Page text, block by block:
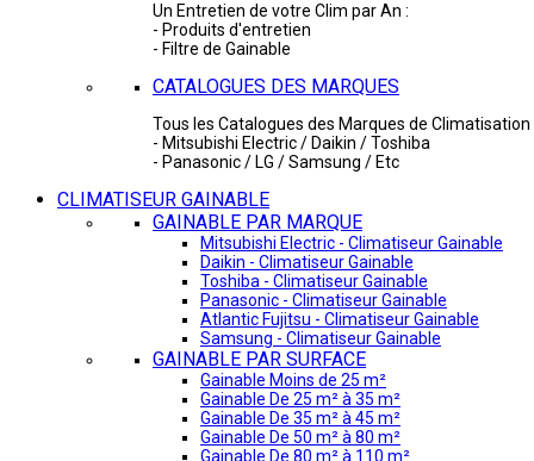
Un Entretien de votre Clim par An :
- Produits d'entretien
- Filtre de Gainable
CATALOGUES DES MARQUES
Tous les Catalogues des Marques de Climatisation
- Mitsubishi Electric / Daikin / Toshiba
- Panasonic / LG / Samsung / Etc
CLIMATISEUR GAINABLE
GAINABLE PAR MARQUE
Mitsubishi Electric - Climatiseur Gainable
Daikin - Climatiseur Gainable
Toshiba - Climatiseur Gainable
Panasonic - Climatiseur Gainable
Atlantic Fujitsu - Climatiseur Gainable
Samsung - Climatiseur Gainable
GAINABLE PAR SURFACE
Gainable Moins de 25 m²
Gainable De 25 m² à 35 m²
Gainable De 35 m² à 45 m²
Gainable De 50 m² à 80 m²
Gainable De 80 m² à 110 m²